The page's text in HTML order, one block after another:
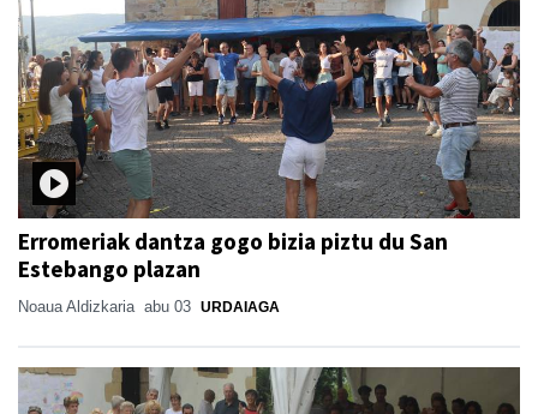
Erromeriak dantza gogo bizia piztu du San
Estebango plazan
Noaua Aldizkaria abu 03 URDAIAGA